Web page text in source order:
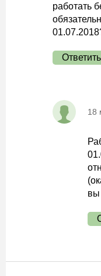
работать
Ответить
18